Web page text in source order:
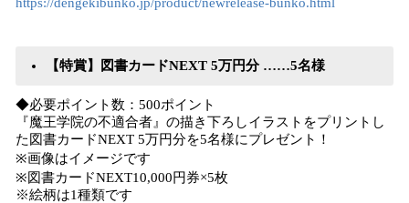
【特賞】図書カードNEXT 5万円分 ……5名様
◆必要ポイント数：500ポイント
『魔王学院の不適合者』の描き下ろしイラストをプリントし
た図書カードNEXT 5万円分を5名様にプレゼント！
※画像はイメージです
※図書カードNEXT10,000円券×5枚
※絵柄は1種類です